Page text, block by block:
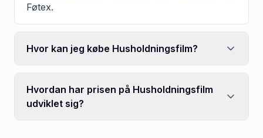
Føtex.
Hvor kan jeg købe Husholdningsfilm?
Hvordan har prisen på Husholdningsfilm
udviklet sig?